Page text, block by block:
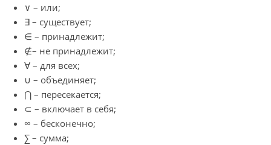
∨ – или;
∃ – существует;
∈ – принадлежит;
∉– не принадлежит;
∀ – для всех;
∪ – объединяет;
⋂ – пересекается;
⊂ – включает в себя;
∞ – бесконечно;
∑ – сумма;